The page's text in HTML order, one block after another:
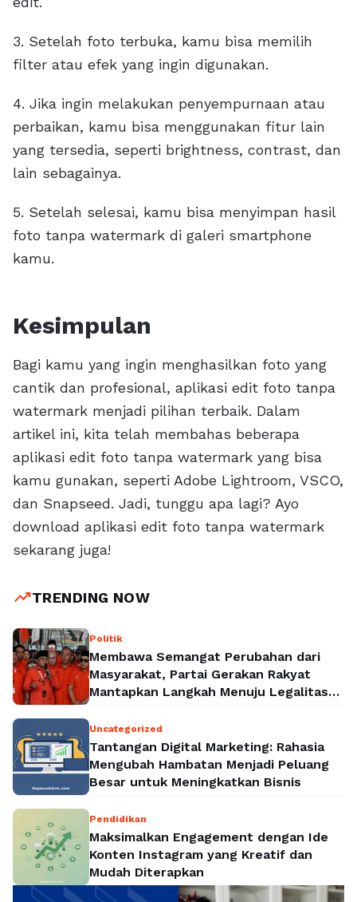
3. Setelah foto terbuka, kamu bisa memilih
filter atau efek yang ingin digunakan.
4. Jika ingin melakukan penyempurnaan atau
perbaikan, kamu bisa menggunakan fitur lain
yang tersedia, seperti brightness, contrast, dan
lain sebagainya.
5. Setelah selesai, kamu bisa menyimpan hasil
foto tanpa watermark di galeri smartphone
kamu.
Kesimpulan
Bagi kamu yang ingin menghasilkan foto yang
cantik dan profesional, aplikasi edit foto tanpa
watermark menjadi pilihan terbaik. Dalam
artikel ini, kita telah membahas beberapa
aplikasi edit foto tanpa watermark yang bisa
kamu gunakan, seperti Adobe Lightroom, VSCO,
dan Snapseed. Jadi, tunggu apa lagi? Ayo
download aplikasi edit foto tanpa watermark
sekarang juga!
trending_upTRENDING NOW
Politik
Membawa Semangat Perubahan dari
Masyarakat, Partai Gerakan Rakyat
Mantapkan Langkah Menuju Legalitas
Uncategorized
Tantangan Digital Marketing: Rahasia
Mengubah Hambatan Menjadi Peluang
Besar untuk Meningkatkan Bisnis
Pendidikan
Maksimalkan Engagement dengan Ide
Konten Instagram yang Kreatif dan
Mudah Diterapkan